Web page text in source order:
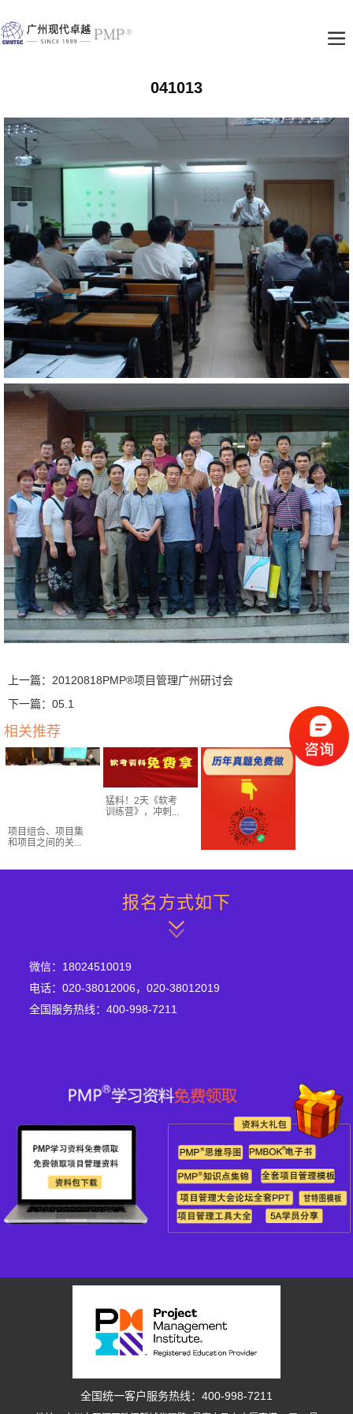
041013
上一篇： 20120818PMP®项目管理广州研讨会
下一篇： 05.1
相关推荐
项目组合、项目集
和项目之间的关...
猛料！2天《软考
训练营》，冲刺...
报名方式如下
微信：18024510019
电话：020-38012006，020-38012019
全国服务热线：400-998-7211
全国统一客户服务热线：400-998-7211